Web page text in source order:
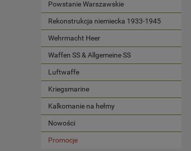
Powstanie Warszawskie
Rekonstrukcja niemiecka 1933-1945
Wehrmacht Heer
Waffen SS & Allgemeine SS
Luftwaffe
Kriegsmarine
Kalkomanie na hełmy
Nowości
Promocje